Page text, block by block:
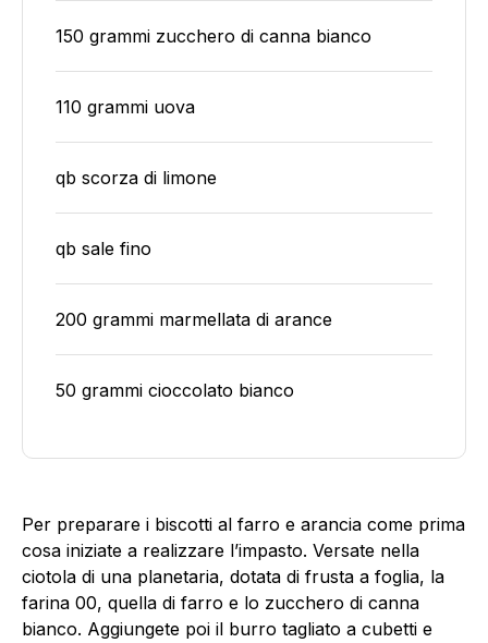
150 grammi zucchero di canna bianco
110 grammi uova
qb scorza di limone
qb sale fino
200 grammi marmellata di arance
50 grammi cioccolato bianco
Per preparare i biscotti al farro e arancia come prima
cosa iniziate a realizzare l’impasto. Versate nella
ciotola di una planetaria, dotata di frusta a foglia, la
farina 00, quella di farro e lo zucchero di canna
bianco. Aggiungete poi il burro tagliato a cubetti e